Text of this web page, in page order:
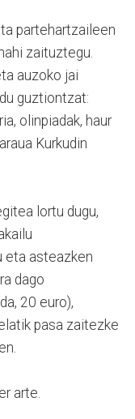
partehartzaileen
zaituztegu.
auzoko jai
guztiontzat:
olinpiadak, haur
Kurkudin
lortu dugu,
eta asteazken
dago
20 euro),
pasa zaitezke
arte.